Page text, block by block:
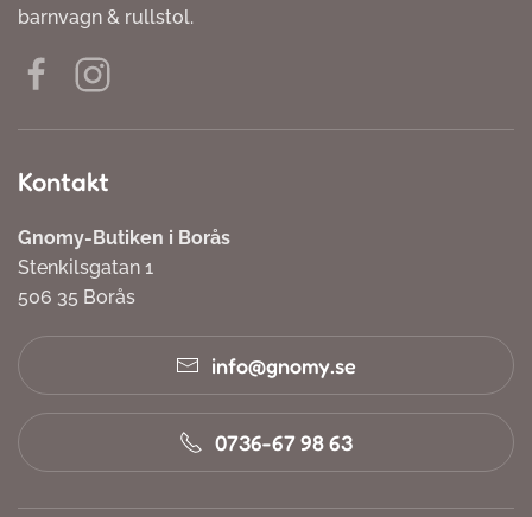
barnvagn & rullstol.
Kontakt
Gnomy-Butiken i Borås
Stenkilsgatan 1
506 35 Borås
info@gnomy.se
0736-67 98 63